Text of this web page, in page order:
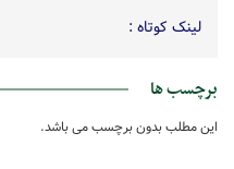
لینک کوتاه :
برچسب ها
این مطلب بدون برچسب می باشد.